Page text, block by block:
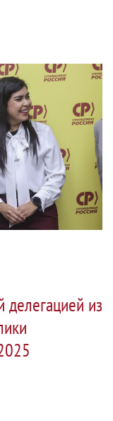
делегацией из